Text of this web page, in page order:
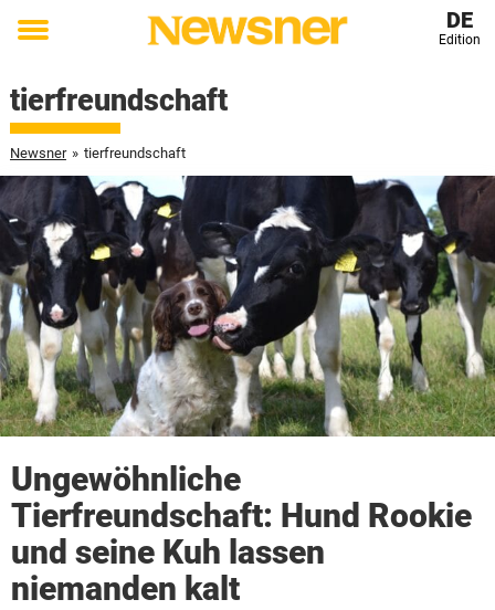
Toggle
DE
Edition
tierfreundschaft
Newsner » tierfreundschaft
Ungewöhnliche
Tierfreundschaft: Hund Rookie
und seine Kuh lassen
niemanden kalt